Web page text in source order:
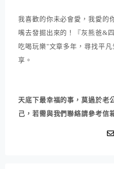
我喜歡的你未必會愛，我愛的
嘴去發掘出來的！『灰熊爸&
吃喝玩樂"文章多年，尋找平
享。
天底下最幸福的事，莫過於老
己，若需與我們聯絡請參考信